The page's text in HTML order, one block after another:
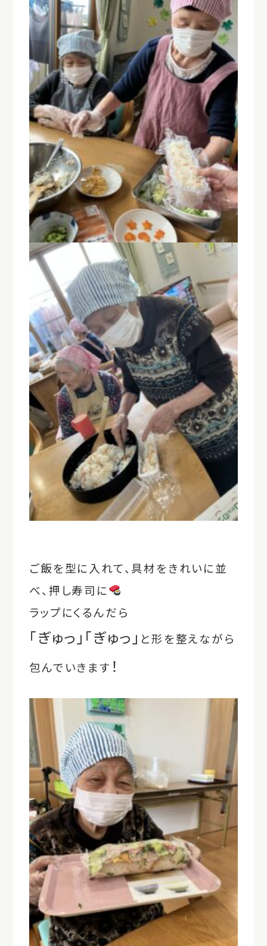
ご飯を型に入れて、具材をきれいに並
べ、押し寿司に
ラップにくるんだら
「ぎゅっ」「ぎゅっ」 と形を整えながら
包んでいきます ！